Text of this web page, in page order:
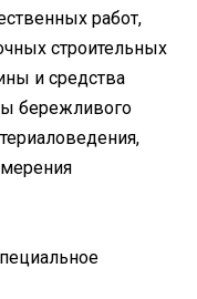
работ,
строительных
и средства
бережливого